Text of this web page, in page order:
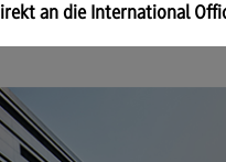
an die International